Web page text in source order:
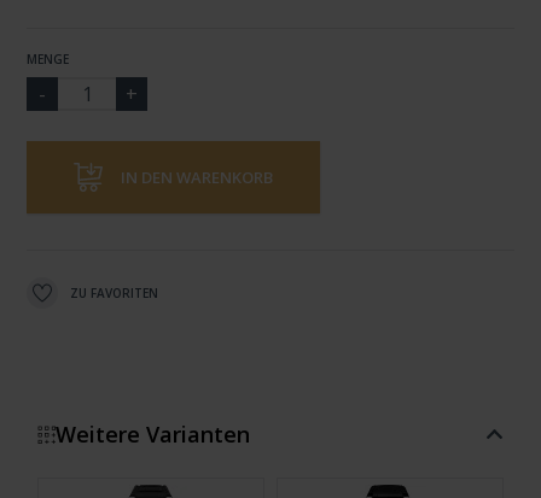
MENGE
IN DEN WARENKORB
ZU FAVORITEN
Weitere Varianten